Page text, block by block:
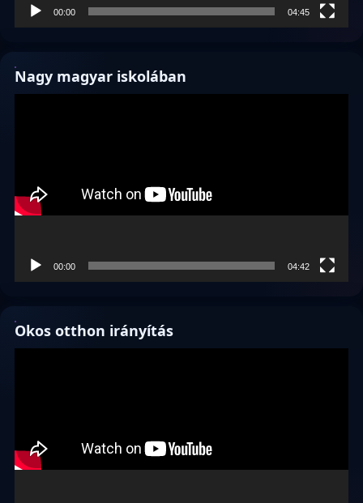
00:00 04:45
Nagy magyar iskolában
00:00 04:42
Okos otthon irányítás